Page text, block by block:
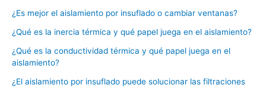
¿Es mejor el aislamiento por insuflado o cambiar ventanas?
¿Qué es la inercia térmica y qué papel juega en el aislamiento?
¿Qué es la conductividad térmica y qué papel juega en el
aislamiento?
¿El aislamiento por insuflado puede solucionar las filtraciones